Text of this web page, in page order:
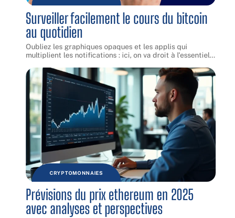
Surveiller facilement le cours du bitcoin
au quotidien
Oubliez les graphiques opaques et les applis qui
multiplient les notifications : ici, on va droit à l'essentiel…
CRYPTOMONNAIES
Prévisions du prix ethereum en 2025
avec analyses et perspectives